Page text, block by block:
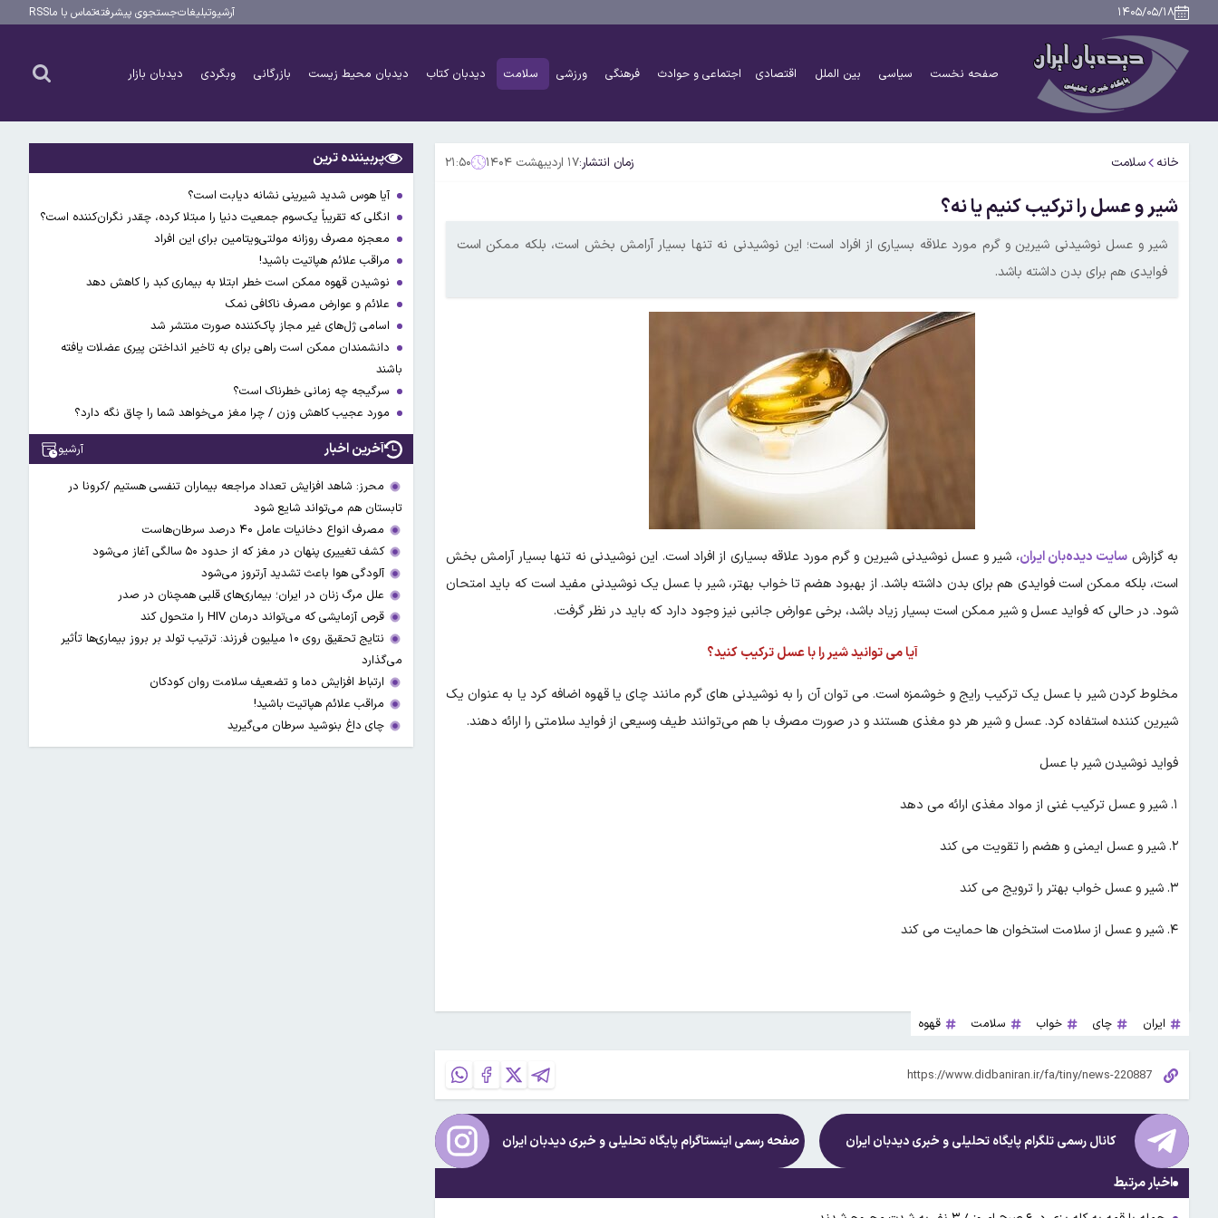
۱۴۰۵/۰۵/۱۸ آرشیوتبلیغاتجستجوی پیشرفتهتماس با ماRSS
صفحه نخست سیاسی بین الملل اقتصادی اجتماعی و حوادث فرهنگی ورزشی سلامت دیدبان کتاب دیدبان محیط زیست بازرگانی وبگردی دیدبان بازار
خانه سلامت زمان انتشار:۱۷ اردیبهشت ۱۴۰۴ ۲۱:۵۰
شیر و عسل را ترکیب کنیم یا نه؟
شیر و عسل نوشیدنی شیرین و گرم مورد علاقه بسیاری از افراد است؛ این نوشیدنی نه تنها بسیار آرامش بخش است، بلکه ممکن است
فوایدی هم برای بدن داشته باشد.
به گزارش سایت دیده‌بان ایران، شیر و عسل نوشیدنی شیرین و گرم مورد علاقه بسیاری از افراد است. این نوشیدنی نه تنها بسیار آرامش بخش
است، بلکه ممکن است فوایدی هم برای بدن داشته باشد. از بهبود هضم تا خواب بهتر، شیر با عسل یک نوشیدنی مفید است که باید امتحان
شود. در حالی که فواید عسل و شیر ممکن است بسیار زیاد باشد، برخی عوارض جانبی نیز وجود دارد که باید در نظر گرفت.
آیا می توانید شیر را با عسل ترکیب کنید؟
مخلوط کردن شیر با عسل یک ترکیب رایج و خوشمزه است. می توان آن را به نوشیدنی های گرم مانند چای یا قهوه اضافه کرد یا به عنوان یک
شیرین کننده استفاده کرد. عسل و شیر هر دو مغذی هستند و در صورت مصرف با هم می‌توانند طیف وسیعی از فواید سلامتی را ارائه دهند.
فواید نوشیدن شیر با عسل
۱. شیر و عسل ترکیب غنی از مواد مغذی ارائه می دهد
۲. شیر و عسل ایمنی و هضم را تقویت می کند
۳. شیر و عسل خواب بهتر را ترویج می کند
۴. شیر و عسل از سلامت استخوان ها حمایت می کند
ایران چای خواب سلامت قهوه
کانال رسمی تلگرام پایگاه تحلیلی و خبریدیدبان ایران صفحه رسمی اینستاگرام پایگاه تحلیلی و خبریدیدبان ایران
اخبار مرتبط
پربیننده ترین
آیا هوس شدید شیرینی نشانه دیابت است؟
انگلی که تقریباً یک‌سوم جمعیت دنیا را مبتلا کرده، چقدر نگران‌کننده است؟
معجزه مصرف روزانه مولتی‌ویتامین برای این افراد
مراقب علائم هپاتیت باشید!
نوشیدن قهوه ممکن است خطر ابتلا به بیماری کبد را کاهش دهد
علائم و عوارض مصرف ناکافی نمک
اسامی ژل‌های غیر مجاز پاک‌کننده صورت منتشر شد
دانشمندان ممکن است راهی برای به تاخیر انداختن پیری عضلات یافته
باشند
سرگیجه چه زمانی خطرناک است؟
مورد عجیب کاهش وزن / چرا مغز می‌خواهد شما را چاق نگه دارد؟
آخرین اخبار آرشیو
محرز: شاهد افزایش تعداد مراجعه بیماران تنفسی هستیم /کرونا در
تابستان هم می‌تواند شایع شود
مصرف انواع دخانیات عامل ۴۰ درصد سرطان‌هاست
کشف تغییری پنهان در مغز که از حدود ۵۰ سالگی آغاز می‌شود
آلودگی هوا باعث تشدید آرتروز می‌شود
علل مرگ زنان در ایران؛ بیماری‌های قلبی همچنان در صدر
قرص آزمایشی که می‌تواند درمان HIV را متحول کند
نتایج تحقیق روی ۱۰ میلیون فرزند: ترتیب تولد بر بروز بیماری‌ها تأثیر
می‌گذارد
ارتباط افزایش دما و تضعیف سلامت روان کودکان
مراقب علائم هپاتیت باشید!
چای داغ بنوشید سرطان می‌گیرید